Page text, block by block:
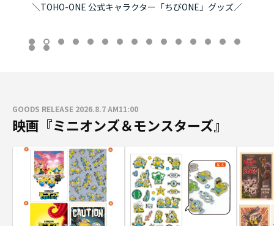
＼TOHO-ONE 公式キャラクター「ちびONE」グッズ／
GOODS RELEASE 2026.8.7 AM11:00
映画『ミニオンズ＆モンスターズ』